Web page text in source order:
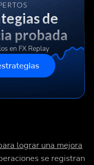
de
probada
en FX Replay
lograr una mejora
se registran